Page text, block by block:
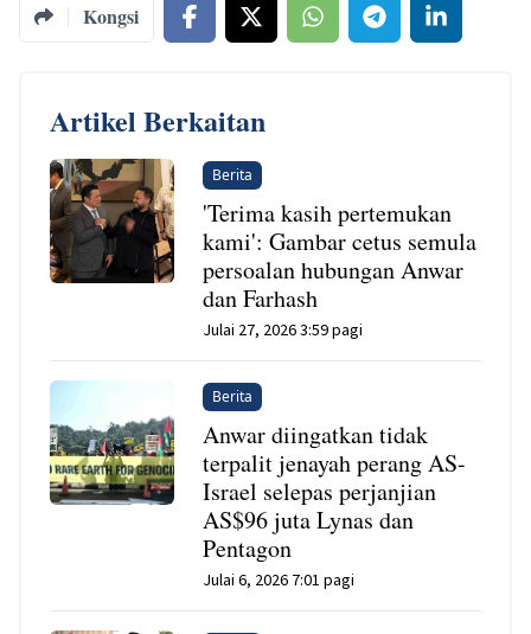
Kongsi
Artikel Berkaitan
Berita
'Terima kasih pertemukan
kami': Gambar cetus semula
persoalan hubungan Anwar
dan Farhash
Julai 27, 2026 3:59 pagi
Berita
Anwar diingatkan tidak
terpalit jenayah perang AS-
Israel selepas perjanjian
AS$96 juta Lynas dan
Pentagon
Julai 6, 2026 7:01 pagi